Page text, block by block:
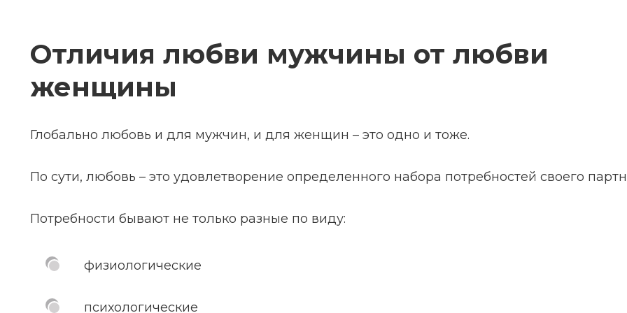
Отличия любви мужчины от любви
женщины
Глобально любовь и для мужчин, и для женщин – это одно и тоже.
По сути, любовь – это удовлетворение определенного набора потребностей своего
Потребности бывают не только разные по виду:
физиологические
психологические